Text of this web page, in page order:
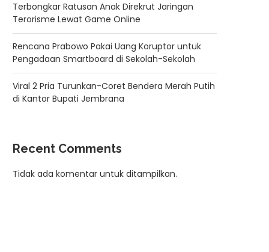
Terbongkar Ratusan Anak Direkrut Jaringan
Terorisme Lewat Game Online
Rencana Prabowo Pakai Uang Koruptor untuk
Pengadaan Smartboard di Sekolah-Sekolah
Viral 2 Pria Turunkan-Coret Bendera Merah Putih
di Kantor Bupati Jembrana
Recent Comments
Tidak ada komentar untuk ditampilkan.